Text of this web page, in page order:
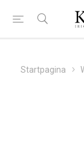
Startpagina